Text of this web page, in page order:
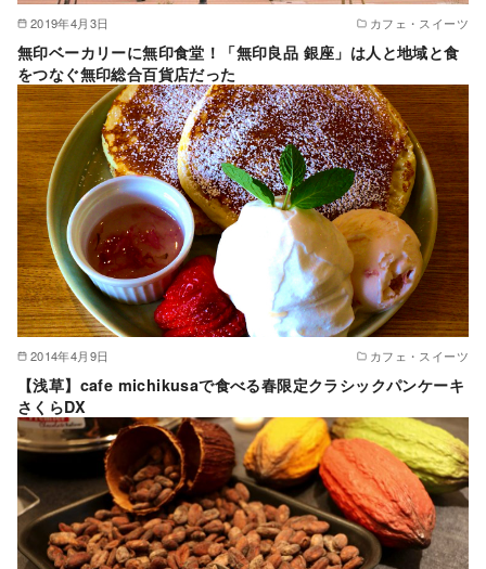
2019年4月3日 カフェ・スイーツ
無印ベーカリーに無印食堂！「無印良品 銀座」は人と地域と食
をつなぐ無印総合百貨店だった
2014年4月9日 カフェ・スイーツ
【浅草】cafe michikusaで食べる春限定クラシックパンケーキ
さくらDX